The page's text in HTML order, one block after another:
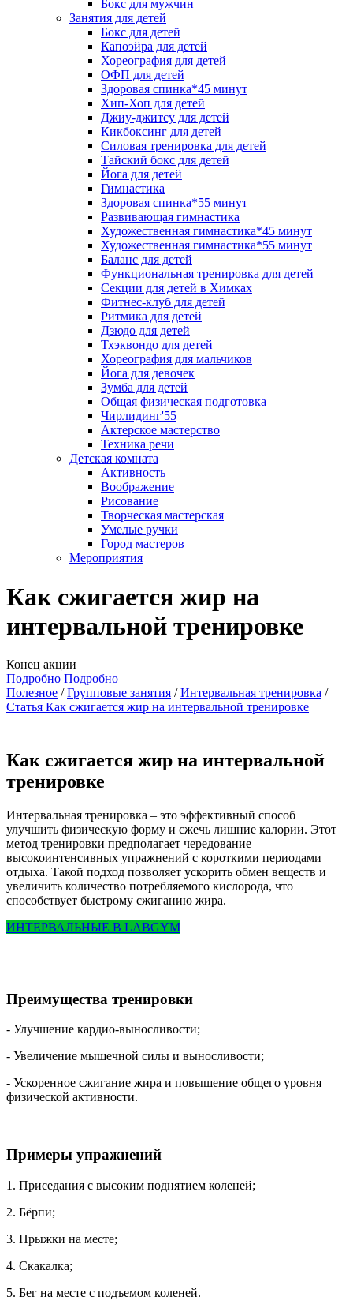
Бокс для мужчин
Занятия для детей
Бокс для детей
Капоэйра для детей
Хореография для детей
ОФП для детей
Здоровая спинка*45 минут
Хип-Хоп для детей
Джиу-джитсу для детей
Кикбоксинг для детей
Силовая тренировка для детей
Тайский бокс для детей
Йога для детей
Гимнастика
Здоровая спинка*55 минут
Развивающая гимнастика
Художественная гимнастика*45 минут
Художественная гимнастика*55 минут
Баланс для детей
Функциональная тренировка для детей
Секции для детей в Химках
Фитнес-клуб для детей
Ритмика для детей
Дзюдо для детей
Тхэквондо для детей
Хореография для мальчиков
Йога для девочек
Зумба для детей
Общая физическая подготовка
Чирлидинг'55
Актерское мастерство
Техника речи
Детская комната
Активность
Воображение
Рисование
Творческая мастерская
Умелые ручки
Город мастеров
Мероприятия
Как сжигается жир на
интервальной тренировке
Конец акции
Подробно Подробно
Полезное
Групповые занятия
Интервальная тренировка
Статья Как сжигается жир на интервальной тренировке
Как сжигается жир на интервальной
тренировке
Интервальная тренировка – это эффективный способ
улучшить физическую форму и сжечь лишние калории. Этот
метод тренировки предполагает чередование
высокоинтенсивных упражнений с короткими периодами
отдыха. Такой подход позволяет ускорить обмен веществ и
увеличить количество потребляемого кислорода, что
способствует быстрому сжиганию жира.
ИНТЕРВАЛЬНЫЕ В LABGYM
Преимущества тренировки
- Улучшение кардио-выносливости;
- Увеличение мышечной силы и выносливости;
- Ускоренное сжигание жира и повышение общего уровня
физической активности.
Примеры упражнений
1. Приседания с высоким поднятием коленей;
2. Бёрпи;
3. Прыжки на месте;
4. Скакалка;
5. Бег на месте с подъемом коленей.